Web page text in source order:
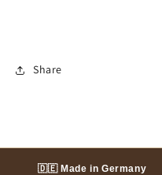
Share
🇩🇪 Made in Germany